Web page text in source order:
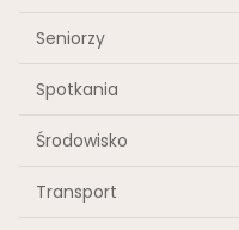
Seniorzy
Spotkania
Środowisko
Transport